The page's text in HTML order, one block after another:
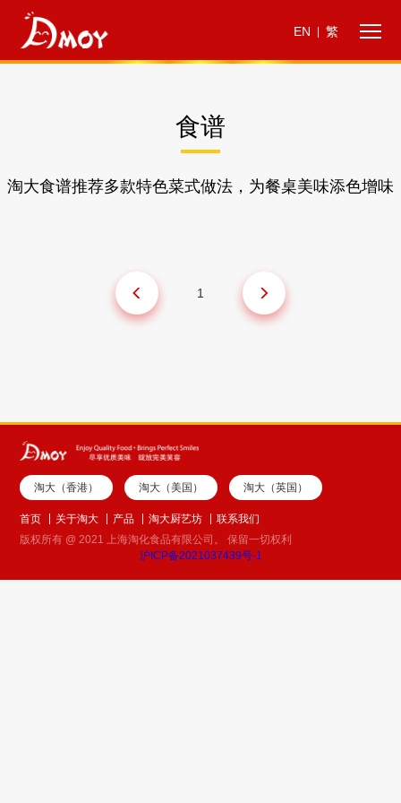
EN 繁
食谱
淘大食谱推荐多款特色菜式做法，为餐桌美味添色增味
1
淘大（香港） 淘大（美国） 淘大（英国）
首页 关于淘大 产品 淘大厨艺坊
联系我们
版权所有 @ 2021 上海淘化食品有限公司。 保留一切权利
沪ICP备2021037439号-1